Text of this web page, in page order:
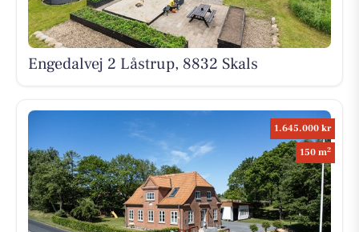
Engedalvej 2 Låstrup, 8832 Skals
1.645.000 kr
150 m2